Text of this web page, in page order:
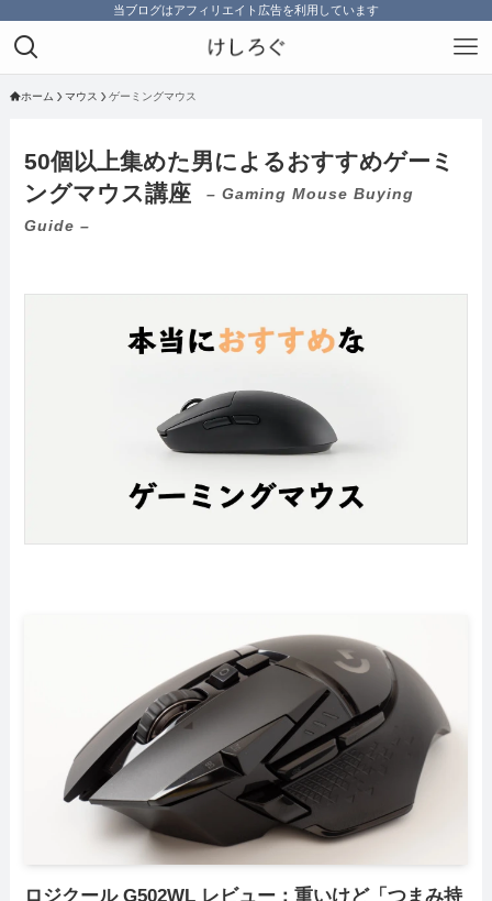
当ブログはアフィリエイト広告を利用しています
ホーム マウス ゲーミングマウス
50個以上集めた男によるおすすめゲーミ
ングマウス講座
– Gaming Mouse Buying
Guide –
ロジクール G502WL レビュー：重いけど「つまみ持